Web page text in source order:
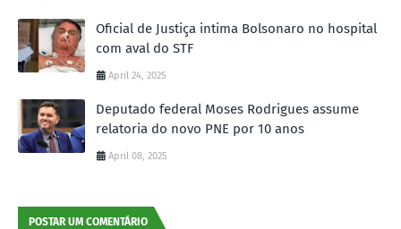
Oficial de Justiça intima Bolsonaro no hospital
com aval do STF
April 24, 2025
Deputado federal Moses Rodrigues assume
relatoria do novo PNE por 10 anos
April 08, 2025
POSTAR UM COMENTÁRIO